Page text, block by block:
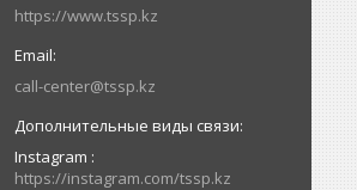
https://www.tssp.kz
call-center@tssp.kz
Instagram
https://instagram.com/tssp.kz